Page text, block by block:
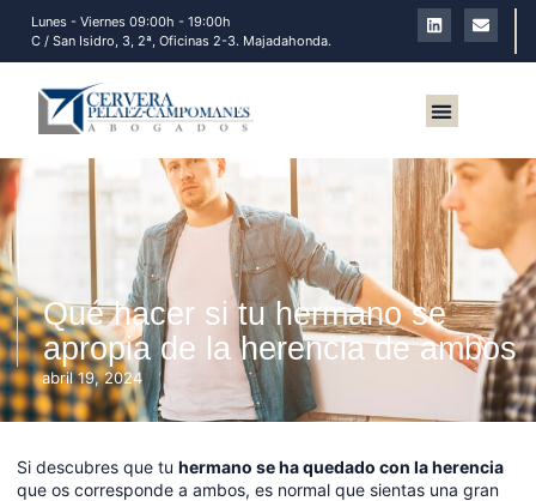
Lunes - Viernes 09:00h - 19:00h
C / San Isidro, 3, 2ª, Oficinas 2-3. Majadahonda.
Qué hacer si tu hermano se
apropia de la herencia de ambos
abril 19, 2024
Si descubres que tu hermano se ha quedado con la herencia
que os corresponde a ambos, es normal que sientas una gran